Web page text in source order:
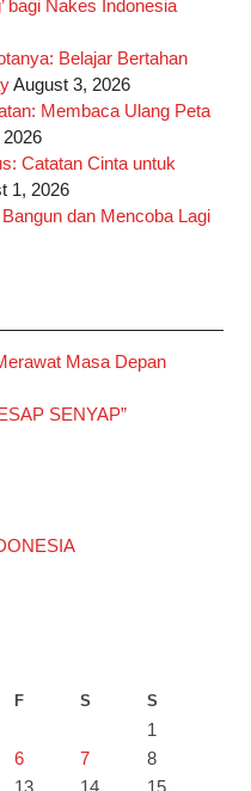
bagi Nakes Indonesia
Belajar Bertahan
August 3, 2026
Membaca Ulang Peta
Catatan Cinta untuk
1, 2026
dan Mencoba Lagi
Masa Depan
SENYAP”
F S S
1
6 7
8